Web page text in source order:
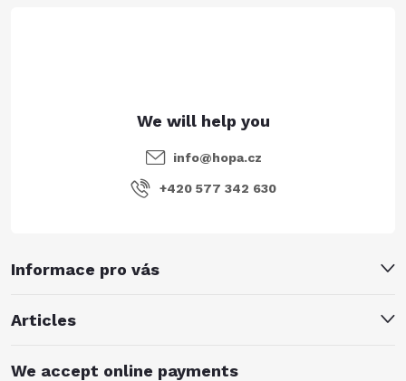
Informace pro vás
Articles
info@hopa.cz
+420 577 342 630
We accept online payments